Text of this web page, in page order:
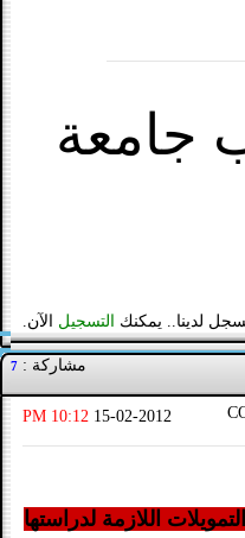
جامعة
لدينا.. يمكنك التسجيل الآن.
مشاركة : 7
15-02-2012
10:12 PM
اللازمة لدراستها